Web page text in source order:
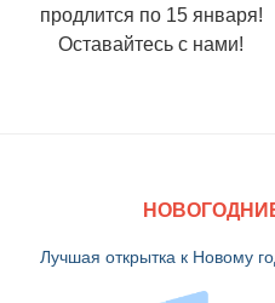
продлится по 15 января!
Оставайтесь с нами!
Лучшая открытка к Новому